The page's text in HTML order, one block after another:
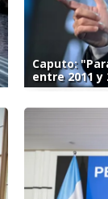
Caputo:
entre 2011 y